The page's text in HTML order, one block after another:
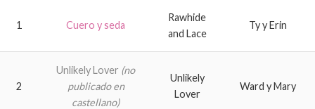
1 Cuero y seda
Rawhide
and Lace
Ty y Erin
2
Unlikely Lover (no
publicado en
castellano)
Unlikely
Lover
Ward y Mary